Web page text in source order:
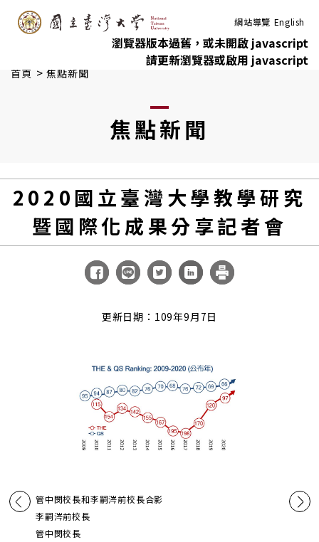
跳到主要內容 網站導覽 English
瀏覽器版本過舊，或未開啟 javascript
請更新瀏覽器或啟用 javascript
首頁 > 焦點新聞
焦點新聞
2020國立臺灣大學教學研究
暨國際化成果分享記者會
更新日期：109年9月7日
管中閔校長和李嗣涔前校長合影
李嗣涔前校長
管中閔校長